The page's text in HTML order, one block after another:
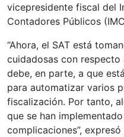
vicepresidente fiscal del
Contadores Públicos
“Ahora, el SAT está
cuidadosas con respecto
debe, en parte, a que
para automatizar varios
fiscalización. Por tanto,
que se han
complicaciones”,